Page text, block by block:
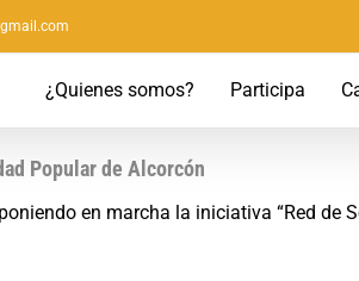
¿Quienes somos? Participa
Popular de Alcorcón
en marcha la iniciativa “Red de